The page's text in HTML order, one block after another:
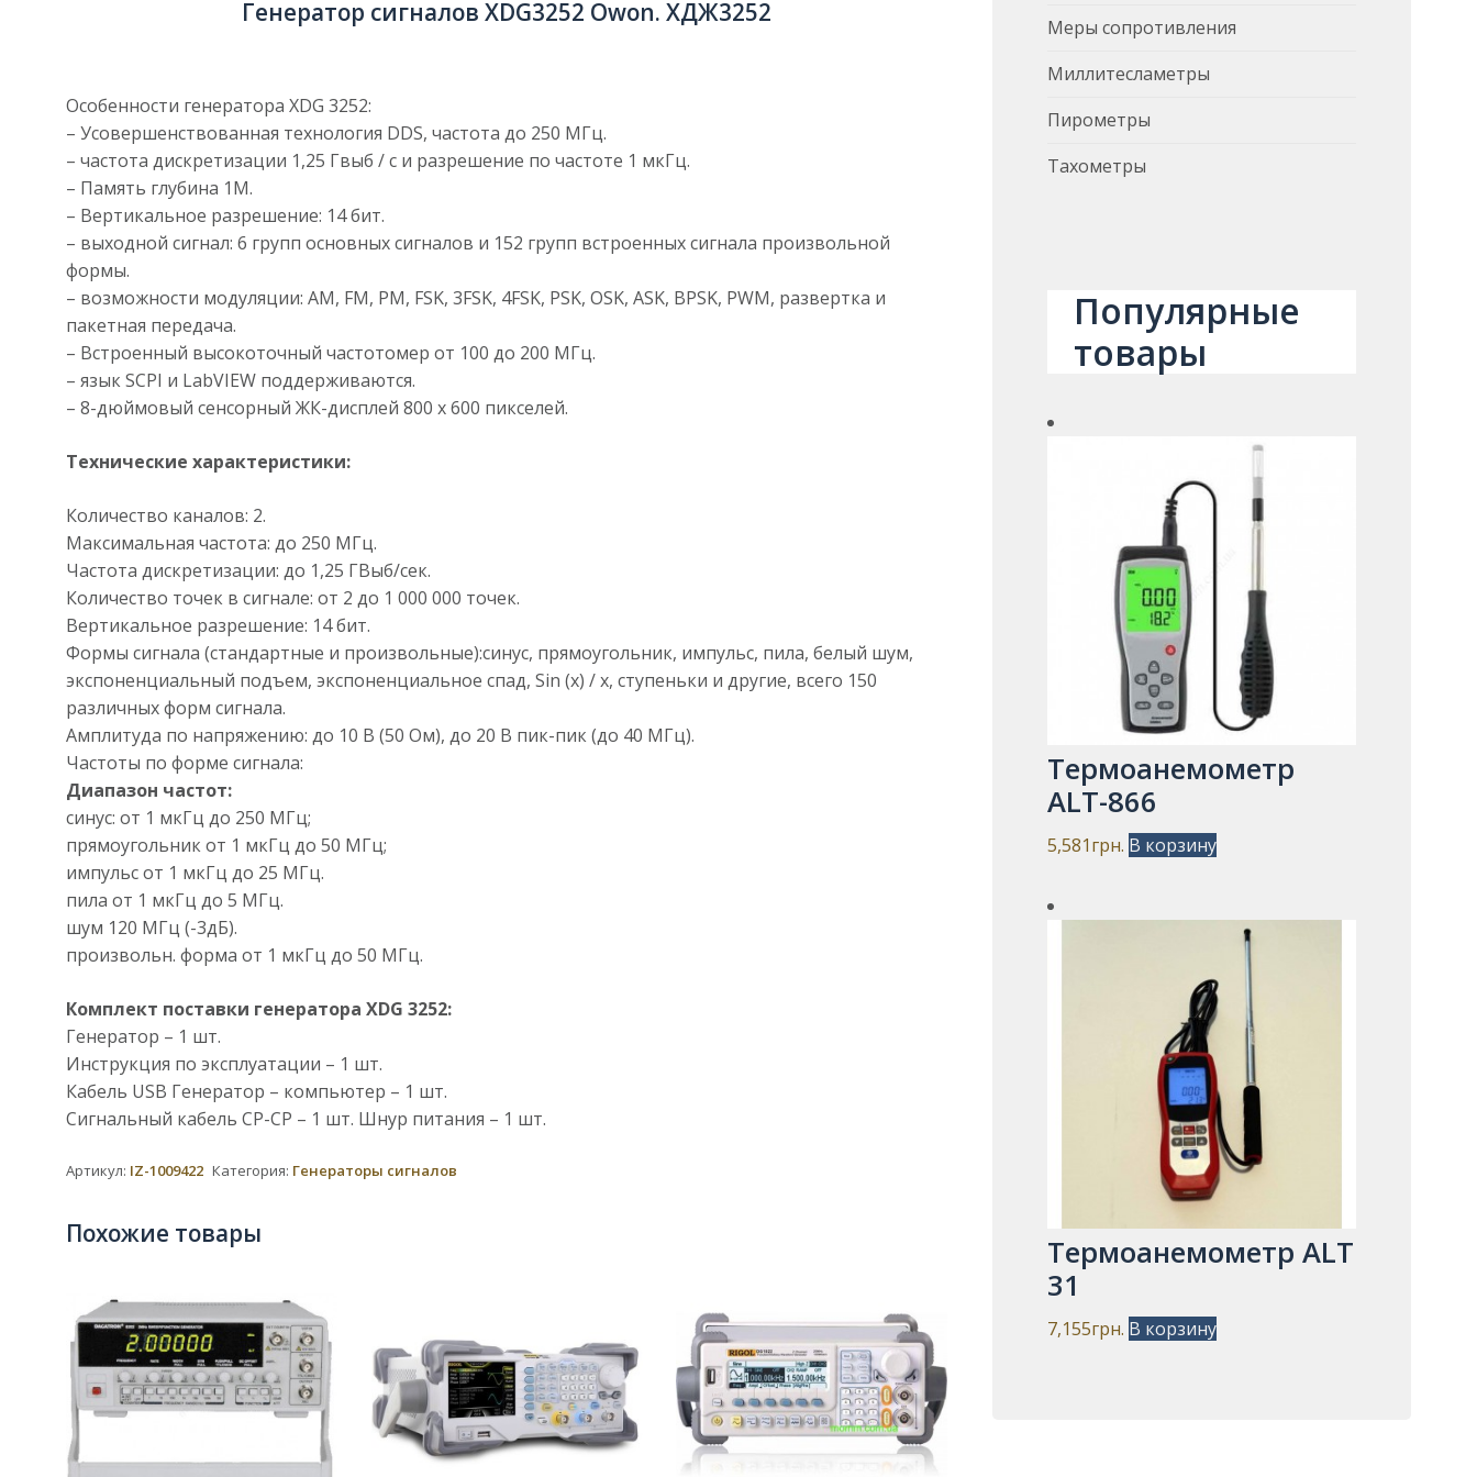
Генератор сигналов XDG3252 Owon. ХДЖ3252
Особенности генератора XDG 3252:
– Усовершенствованная технология DDS, частота до 250 МГц.
– частота дискретизации 1,25 Гвыб / с и разрешение по частоте 1 мкГц.
– Память глубина 1M.
– Вертикальное разрешение: 14 бит.
– выходной сигнал: 6 групп основных сигналов и 152 групп встроенных сигнала произвольной
формы.
– возможности модуляции: AM, FM, PM, FSK, 3FSK, 4FSK, PSK, OSK, ASK, BPSK, PWM, развертка и
пакетная передача.
– Встроенный высокоточный частотомер от 100 до 200 МГц.
– язык SCPI и LabVIEW поддерживаются.
– 8-дюймовый сенсорный ЖК-дисплей 800 x 600 пикселей.
Технические характеристики:
Количество каналов: 2.
Максимальная частота: до 250 МГц.
Частота дискретизации: до 1,25 ГВыб/сек.
Количество точек в сигнале: от 2 до 1 000 000 точек.
Вертикальное разрешение: 14 бит.
Формы сигнала (стандартные и произвольные):синус, прямоугольник, импульс, пила, белый шум,
экспоненциальный подъем, экспоненциальное спад, Sin (x) / x, ступеньки и другие, всего 150
различных форм сигнала.
Амплитуда по напряжению: до 10 В (50 Ом), до 20 В пик-пик (до 40 МГц).
Частоты по форме сигнала:
Диапазон частот:
синус: от 1 мкГц до 250 МГц;
прямоугольник от 1 мкГц до 50 МГц;
импульс от 1 мкГц до 25 МГц.
пила от 1 мкГц до 5 МГц.
шум 120 МГц (-3дБ).
произвольн. форма от 1 мкГц до 50 МГц.
Комплект поставки генератора XDG 3252:
Генератор – 1 шт.
Инструкция по эксплуатации – 1 шт.
Кабель USB Генератор – компьютер – 1 шт.
Сигнальный кабель СР-СР – 1 шт. Шнур питания – 1 шт.
Артикул: IZ-1009422 Категория: Генераторы сигналов
Похожие товары
Меры сопротивления
Миллитесламетры
Пирометры
Тахометры
Популярные
товары
Термоанемометр
ALT-866
5,581грн. В корзину
Термоанемометр ALT
31
7,155грн. В корзину